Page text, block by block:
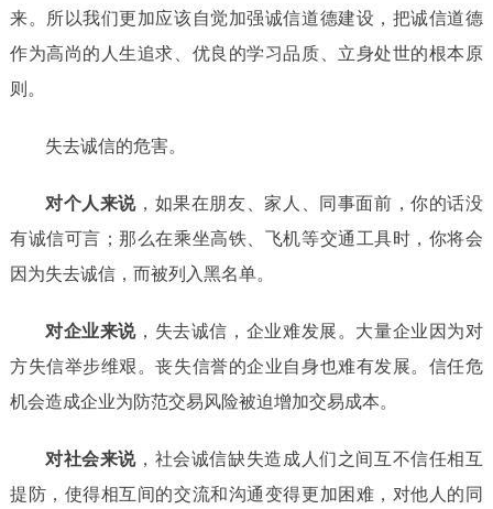
来。所以我们更加应该自觉加强诚信道德建设，把诚信道德
作为高尚的人生追求、优良的学习品质、立身处世的根本原
则。
失去诚信的危害。
对个人来说 ，如果在朋友、家人、同事面前，你的话没
有诚信可言；那么在乘坐高铁、飞机等交通工具时，你将会
因为失去诚信，而被列入黑名单。
对企业来说 ，失去诚信，企业难发展。大量企业因为对
方失信举步维艰。丧失信誉的企业自身也难有发展。信任危
机会造成企业为防范交易风险被迫增加交易成本。
对社会来说 ，社会诚信缺失造成人们之间互不信任相互
提防，使得相互间的交流和沟通变得更加困难，对他人的同